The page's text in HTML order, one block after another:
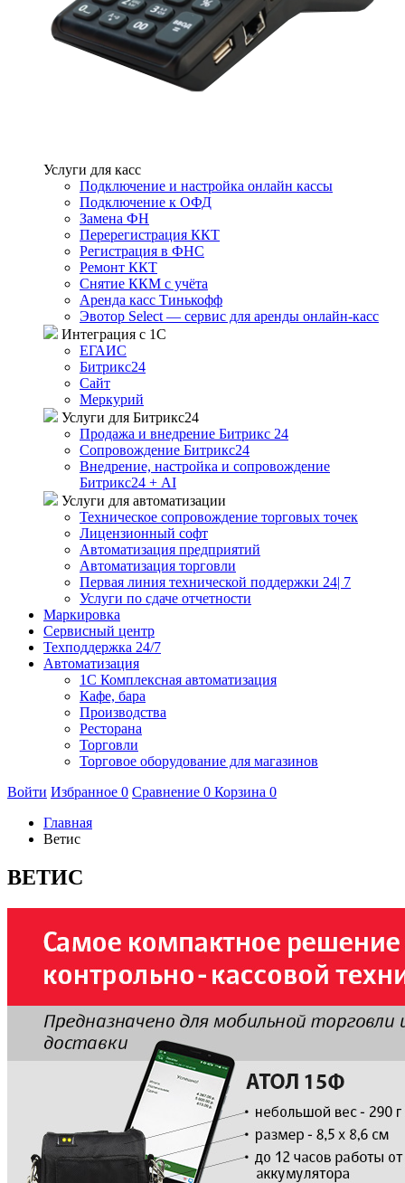
Услуги для касс
Подключение и настройка онлайн кассы
Подключение к ОФД
Замена ФН
Перерегистрация ККТ
Регистрация в ФНС
Ремонт ККТ
Снятие ККМ с учёта
Аренда касс Тинькофф
Эвотор Select — сервис для аренды онлайн-касс
Интеграция с 1С
ЕГАИС
Битрикс24
Сайт
Меркурий
Услуги для Битрикс24
Продажа и внедрение Битрикс 24
Сопровождение Битрикс24
Внедрение, настройка и сопровождение
Битрикс24 + AI
Услуги для автоматизации
Техническое сопровождение торговых точек
Лицензионный софт
Автоматизация предприятий
Автоматизация торговли
Первая линия технической поддержки 24| 7
Услуги по сдаче отчетности
Маркировка
Сервисный центр
Техподдержка 24/7
Автоматизация
1C Комплексная автоматизация
Кафе, бара
Производства
Ресторана
Торговли
Торговое оборудование для магазинов
Войти Избранное 0 Сравнение 0 Корзина 0
Главная
Ветис
ВЕТИС